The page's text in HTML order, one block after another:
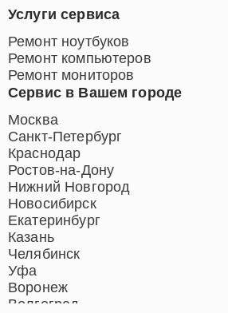
Сервис в Вашем городе
Москва
Санкт-Петербург
Краснодар
Ростов-на-Дону
Нижний Новгород
Новосибирск
Екатеринбург
Казань
Челябинск
Уфа
Воронеж
Волгоград
Услуги сервиса
Ремонт ноутбуков
Ремонт компьютеров
Ремонт мониторов